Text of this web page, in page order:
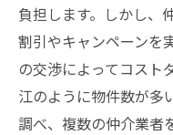
負担します。しかし、
割引やキャンペーンを
の交渉によってコスト
江のように物件数が多
調べ、複数の仲介業者